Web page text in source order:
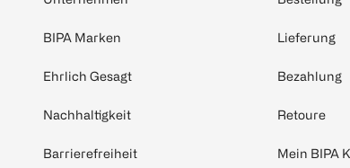
BIPA Marken
Ehrlich Gesagt
Nachhaltigkeit
Barrierefreiheit
Lieferung
Bezahlung
Retoure
Mein BIPA